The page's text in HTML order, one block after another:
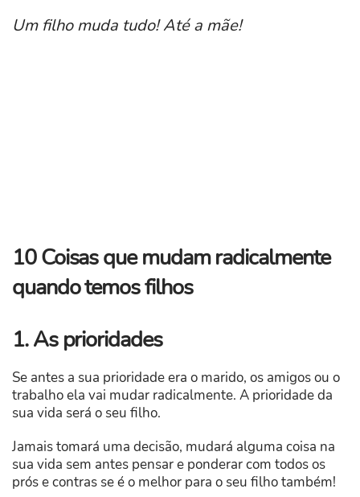
Um filho muda tudo! Até a mãe!
10 Coisas que mudam radicalmente
quando temos filhos
1. As prioridades
Se antes a sua prioridade era o marido, os amigos ou o
trabalho ela vai mudar radicalmente. A prioridade da
sua vida será o seu filho.
Jamais tomará uma decisão, mudará alguma coisa na
sua vida sem antes pensar e ponderar com todos os
prós e contras se é o melhor para o seu filho também!